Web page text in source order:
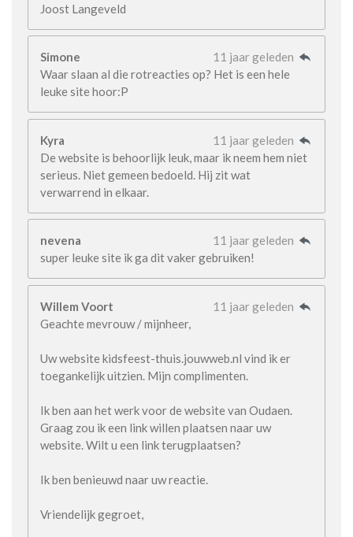
Joost Langeveld
Simone
11 jaar geleden
Waar slaan al die rotreacties op? Het is een hele
leuke site hoor:P
Kyra
11 jaar geleden
De website is behoorlijk leuk, maar ik neem hem niet
serieus. Niet gemeen bedoeld. Hij zit wat
verwarrend in elkaar.
nevena
11 jaar geleden
super leuke site ik ga dit vaker gebruiken!
Willem Voort
11 jaar geleden
Geachte mevrouw / mijnheer,
Uw website kidsfeest-thuis.jouwweb.nl vind ik er
toegankelijk uitzien. Mijn complimenten.
Ik ben aan het werk voor de website van Oudaen.
Graag zou ik een link willen plaatsen naar uw
website. Wilt u een link terugplaatsen?
Ik ben benieuwd naar uw reactie.
Vriendelijk gegroet,